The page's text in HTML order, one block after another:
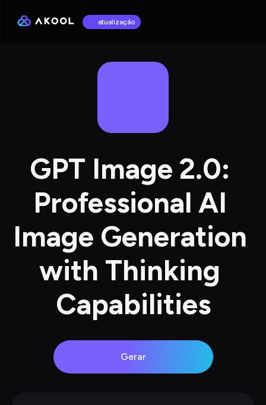
atualização
GPT Image 2.0:
Professional AI
Image Generation
with Thinking
Capabilities
Gerar